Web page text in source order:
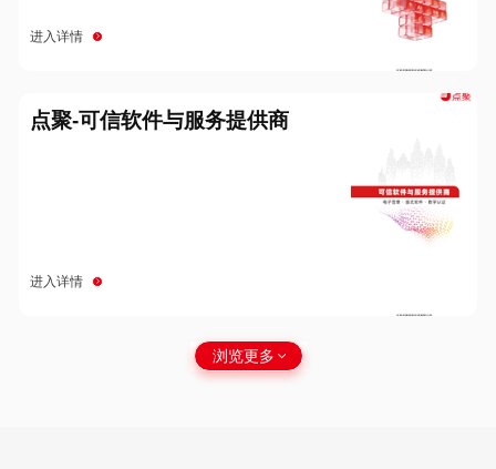
进入详情
点聚-可信软件与服务提供商
进入详情
浏览更多